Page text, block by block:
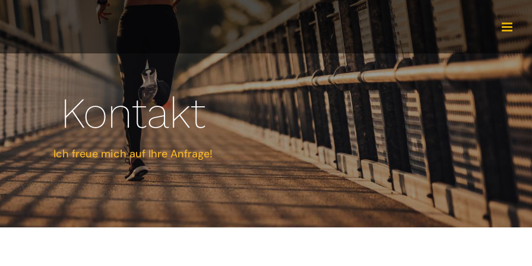
Kontakt
Ich freue mich auf Ihre Anfrage!